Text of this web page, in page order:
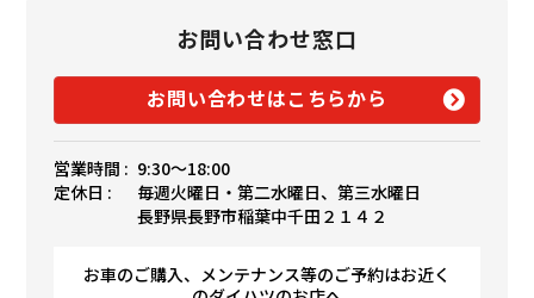
お問い合わせ窓口
お問い合わせはこちらから
営業時間 : 9:30〜18:00
定休日 :
毎週火曜日・第二水曜日、第三水曜日
長野県長野市稲葉中千田２１４２
お車のご購入、メンテナンス等のご予約はお近く